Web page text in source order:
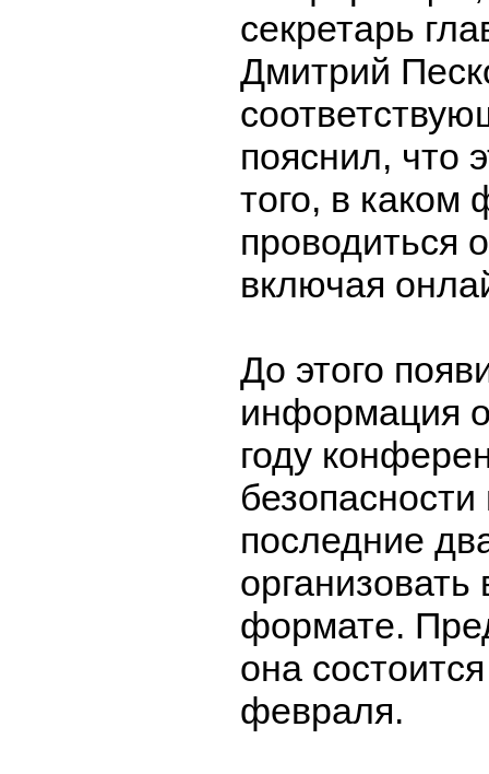
секретарь
Дмитрий
пояснил, что
того, в каком
проводиться
включая
До этого
информация
году
последние
организовать
формате.
она
февраля.